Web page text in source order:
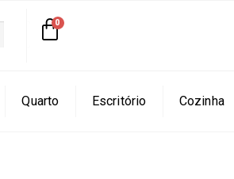
Quarto Escritório Cozinha